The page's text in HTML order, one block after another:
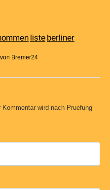
liste berliner
Bremer24
wird nach Pruefung